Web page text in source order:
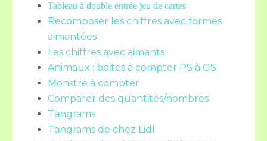
Tableau à double entrée jeu de cartes
Recomposer les chiffres avec formes
aimantées
Les chiffres avec aimants
Animaux : boites à compter PS à GS
Monstre à compter
Comparer des quantités/nombres
Tangrams
Tangrams de chez Lidl